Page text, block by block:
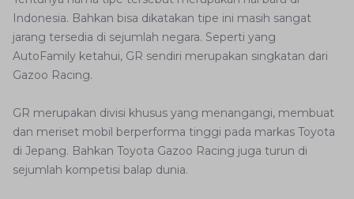
Indonesia. Bahkan bisa dikatakan tipe ini masih sangat
jarang tersedia di sejumlah negara. Seperti yang
AutoFamily ketahui, GR sendiri merupakan singkatan dari
Gazoo Racing.
GR merupakan divisi khusus yang menangangi, membuat
dan meriset mobil berperforma tinggi pada markas Toyota
di Jepang. Bahkan Toyota Gazoo Racing juga turun di
sejumlah kompetisi balap dunia.